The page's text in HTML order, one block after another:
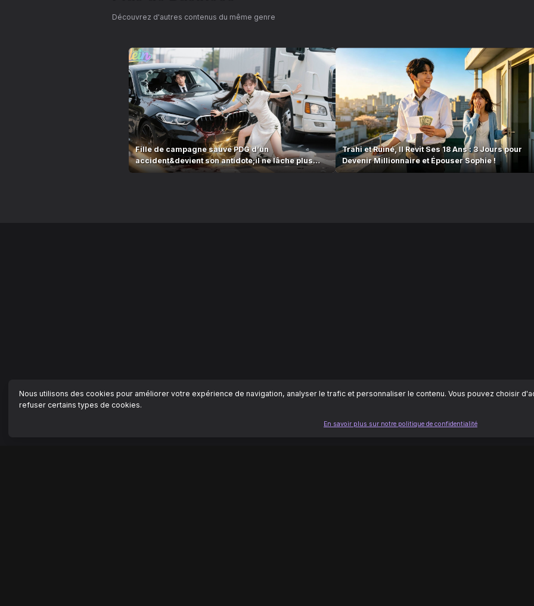
Découvrez d'autres contenus du même genre
Fille de campagne sauve PDG d’un
accident&devient son antidote;il ne lâche plus
après l’avoir goûtée
Trahi et Ruiné, Il Revit Ses 18 Ans : 3 Jours pour
Devenir Millionnaire et Épouser Sophie !
Nous utilisons des cookies pour améliorer votre expérience de navigation, analyser le trafic et personnaliser le contenu. Vous pouvez choisir
refuser certains types de cookies.
En savoir plus sur notre politique de confidentialité